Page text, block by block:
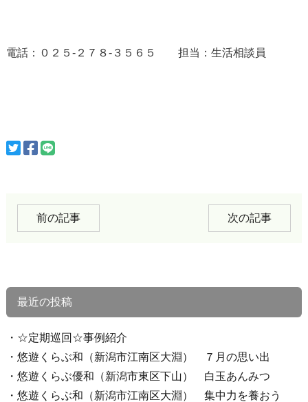
電話：０２５-２７８-３５６５ 担当：生活相談員
前の記事 次の記事
最近の投稿
☆定期巡回☆事例紹介
悠遊くらぶ和（新潟市江南区大淵） ７月の思い出
悠遊くらぶ優和（新潟市東区下山） 白玉あんみつ
悠遊くらぶ和（新潟市江南区大淵） 集中力を養おう